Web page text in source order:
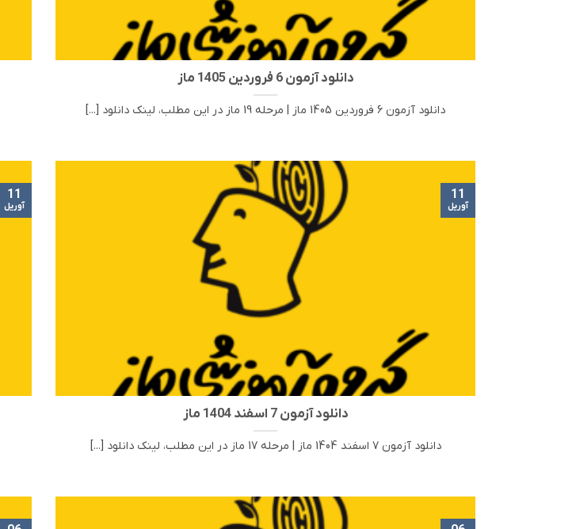
دانلود آزمون 6 فروردین 1405 ماز
دانلود آزمون 6 فروردین 1405 ماز | مرحله 19 ماز در این مطلب، لینک دانلود [...]
دانلود آزمون 7 اسفند 1404 ماز
دانلود آزمون 7 اسفند 1404 ماز | مرحله 17 ماز در این مطلب، لینک دانلود [...]
11
آوریل
11
آوریل